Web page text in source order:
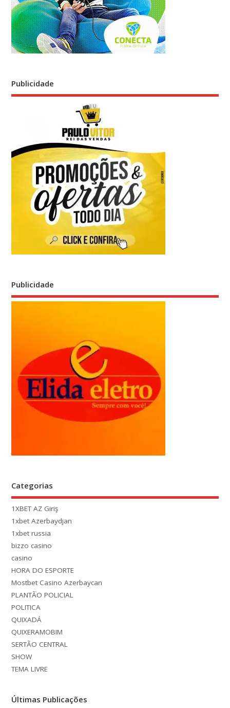
Publicidade
Publicidade
Categorias
1XBET AZ Giriş
1xbet Azerbaydjan
1xbet russia
bizzo casino
casino
HORA DO ESPORTE
Mostbet Casino Azerbaycan
PLANTÃO POLICIAL
POLITICA
QUIXADÁ
QUIXERAMOBIM
SERTÃO CENTRAL
SHOW
TEMA LIVRE
Últimas Publicações